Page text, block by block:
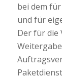
bei dem
und für
Der für die